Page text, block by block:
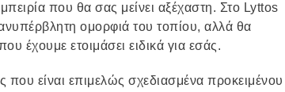
που θα σας μείνει αξέχαστη. Στο Lyttos
ομορφιά του τοπίου, αλλά θα
έχουμε ετοιμάσει ειδικά για εσάς.
είναι επιμελώς σχεδιασμένα προκειμένου